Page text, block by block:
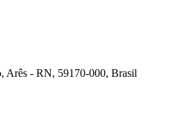
Arês - RN, 59170-000, Brasil